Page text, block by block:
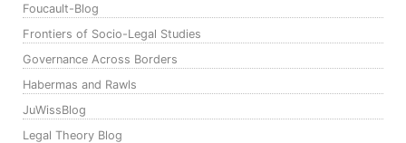
Foucault-Blog
Frontiers of Socio-Legal Studies
Governance Across Borders
Habermas and Rawls
JuWissBlog
Legal Theory Blog